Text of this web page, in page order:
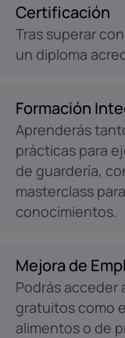
Certificación
Tras superar
un diploma
Formación
Aprenderás
prácticas para
de guardería,
masterclass
conocimientos.
Mejora de
Podrás acceder
gratuitos como
alimentos o de